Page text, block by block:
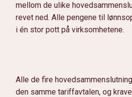
mellom de ulike
revet ned. Alle pengene til
i én stor pott på virksomhetene.
Alle de fire
den samme tariffavtalen, og